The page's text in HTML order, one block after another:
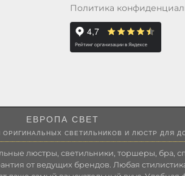
Политика
ЕВРОПА СВЕТ
ОРИГИНАЛЬНЫХ СВЕТИЛЬНИКОВ И ЛЮСТР ДЛЯ
люстры, светильники, торшеры, бра,
от ведущих брендов. Любая